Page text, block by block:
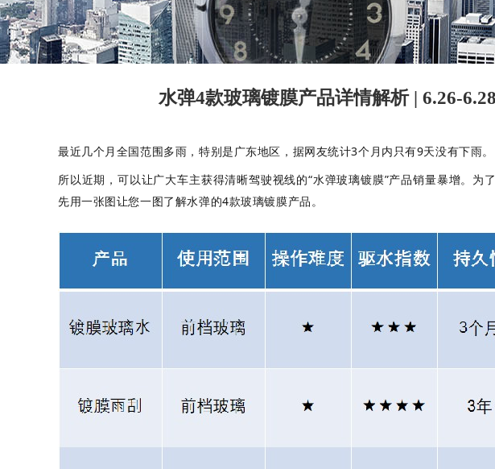
水弹4款玻璃镀膜产品详情解析 | 6.26-
​最近几个月全国范围多雨，特别是广东地区，据网友统计3个月内只有9天没有下雨。
所以近期，可以让广大车主获得清晰驾驶视线的“水弹玻璃镀膜”产品销量暴增。
先用一张图让您一图了解水弹的4款玻璃镀膜产品。